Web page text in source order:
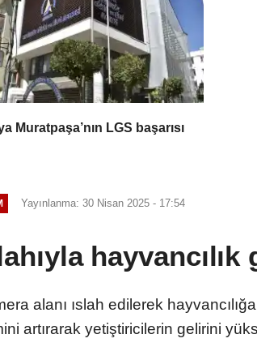
Muratpaşa’nın LGS başarısı
Yayınlanma: 30 Nisan 2025 - 17:54
alanı ıslah edilerek hayvancılığa
artırarak yetiştiricilerin gelirini